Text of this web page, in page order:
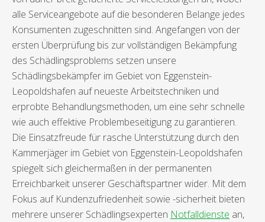
alle Serviceangebote auf die besonderen Belange jedes
Konsumenten zugeschnitten sind. Angefangen von der
ersten Überprüfung bis zur vollständigen Bekämpfung
des Schädlingsproblems setzen unsere
Schädlingsbekämpfer im Gebiet von Eggenstein-
Leopoldshafen auf neueste Arbeitstechniken und
erprobte Behandlungsmethoden, um eine sehr schnelle
wie auch effektive Problembeseitigung zu garantieren.
Die Einsatzfreude für rasche Unterstützung durch den
Kammerjäger im Gebiet von Eggenstein-Leopoldshafen
spiegelt sich gleichermaßen in der permanenten
Erreichbarkeit unserer Geschäftspartner wider. Mit dem
Fokus auf Kundenzufriedenheit sowie -sicherheit bieten
mehrere unserer Schädlingsexperten Notfalldienste an,